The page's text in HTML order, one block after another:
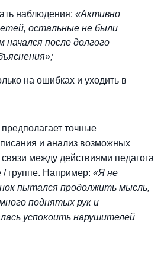
наблюдения: «Активно
остальные не были
начался после долгого
на ошибках и уходить в
точные
и анализ возможных
между действиями педагога
/ группе. Например: «Я не
пытался продолжить мысль,
поднятых рук и
успокоить нарушителей